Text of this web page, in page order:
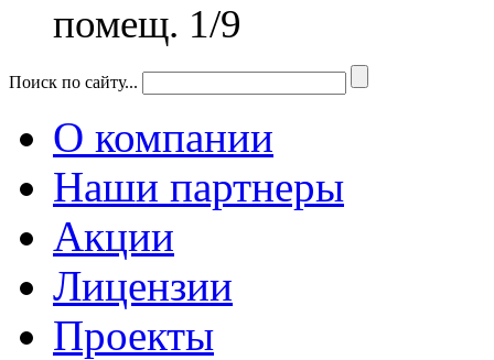
помещ. 1/9
Поиск по сайту...
О компании
Наши партнеры
Акции
Лицензии
Проекты